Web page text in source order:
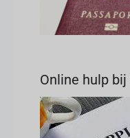
Online hulp